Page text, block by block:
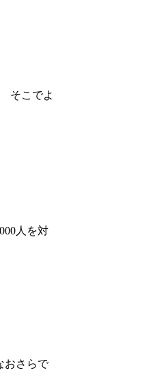
そこでよ
人を対
おさらで